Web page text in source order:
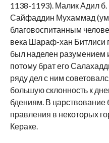
1138-1193). Малик Адил
Сайфаддин Мухаммад
благовоспитанным
века Шараф-хан Битлиси
был наделен разумением
потому брат его
ряду дел с ним
большую склонность к
бдениям. В царствование
правления в некоторых
Кераке.